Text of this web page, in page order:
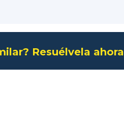
Resuélvela ahora